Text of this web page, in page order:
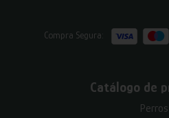
Compra Segura:
Catálogo de
Perros